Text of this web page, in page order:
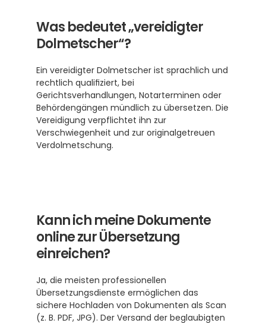
Was bedeutet „vereidigter
Dolmetscher“?
Ein vereidigter Dolmetscher ist sprachlich und
rechtlich qualifiziert, bei
Gerichtsverhandlungen, Notarterminen oder
Behördengängen mündlich zu übersetzen. Die
Vereidigung verpflichtet ihn zur
Verschwiegenheit und zur originalgetreuen
Verdolmetschung.
Kann ich meine Dokumente
online zur Übersetzung
einreichen?
Ja, die meisten professionellen
Übersetzungsdienste ermöglichen das
sichere Hochladen von Dokumenten als Scan
(z. B. PDF, JPG). Der Versand der beglaubigten